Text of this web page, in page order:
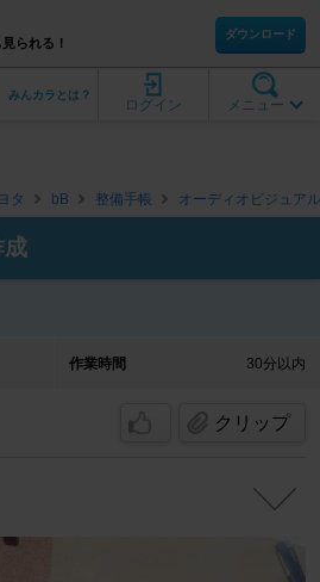
られる！
ダウンロード
メニュー
ログイン
みんカラとは？
タ bB 整備手帳 オーディオビジュアル
成
作業時間 30分以内
クリップ